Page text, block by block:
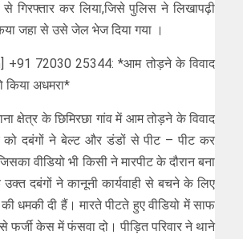
गिरफ्तार कर लिया,जिसे पुलिस ने लिखापढ़ी
जहा से उसे जेल भेज दिया गया ।
+91 72030 25344: *आम तोड़ने के विवाद
किया अधमरा*
क्षेत्र के छिमिरछा गांव में आम तोड़ने के विवाद
को दबंगों ने बेल्ट और डंडों से पीट – पीट कर
वीडियो भी किसी ने मारपीट के दौरान बना
दबंगों ने कानूनी कार्यवाही से बचने के लिए
धमकी दी हैं। मारते पीटते हुए वीडियो में साफ
फर्जी केस में फंसवा दो। पीड़ित परिवार ने थाने